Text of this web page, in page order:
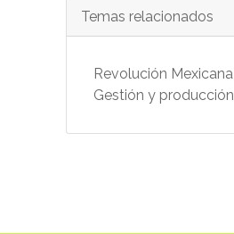
Temas relacionados
Revolución Mexicana
Gestión y producción